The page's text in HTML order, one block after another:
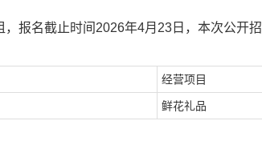
报名截止时间2026年4月23日，本次公开招
经营项目
鲜花礼品